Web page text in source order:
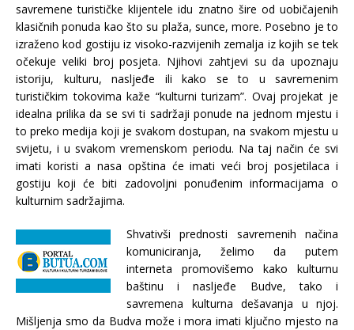
savremene turističke klijentele idu znatno šire od uobičajenih
klasičnih ponuda kao što su plaža, sunce, more. Posebno je to
izraženo kod gostiju iz visoko-razvijenih zemalja iz kojih se tek
očekuje veliki broj posjeta. Njihovi zahtjevi su da upoznaju
istoriju, kulturu, nasljeđe ili kako se to u savremenim
turističkim tokovima kaže “kulturni turizam”. Ovaj projekat je
idealna prilika da se svi ti sadržaji ponude na jednom mjestu i
to preko medija koji je svakom dostupan, na svakom mjestu u
svijetu, i u svakom vremenskom periodu. Na taj način će svi
imati koristi a nasa opština će imati veći broj posjetilaca i
gostiju koji će biti zadovoljni ponuđenim informacijama o
kulturnim sadržajima.
Shvativši prednosti savremenih načina
komuniciranja, želimo da putem
interneta promovišemo kako kulturnu
baštinu i nasljeđe Budve, tako i
savremena kulturna dešavanja u njoj.
Mišljenja smo da Budva može i mora imati ključno mjesto na